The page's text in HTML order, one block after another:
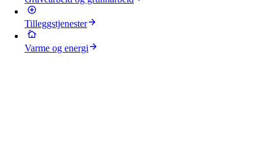
Tilleggstjenester
Varme og energi